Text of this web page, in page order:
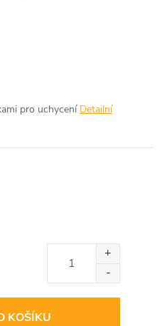
pro uchycení Detailní
KOŠÍKU